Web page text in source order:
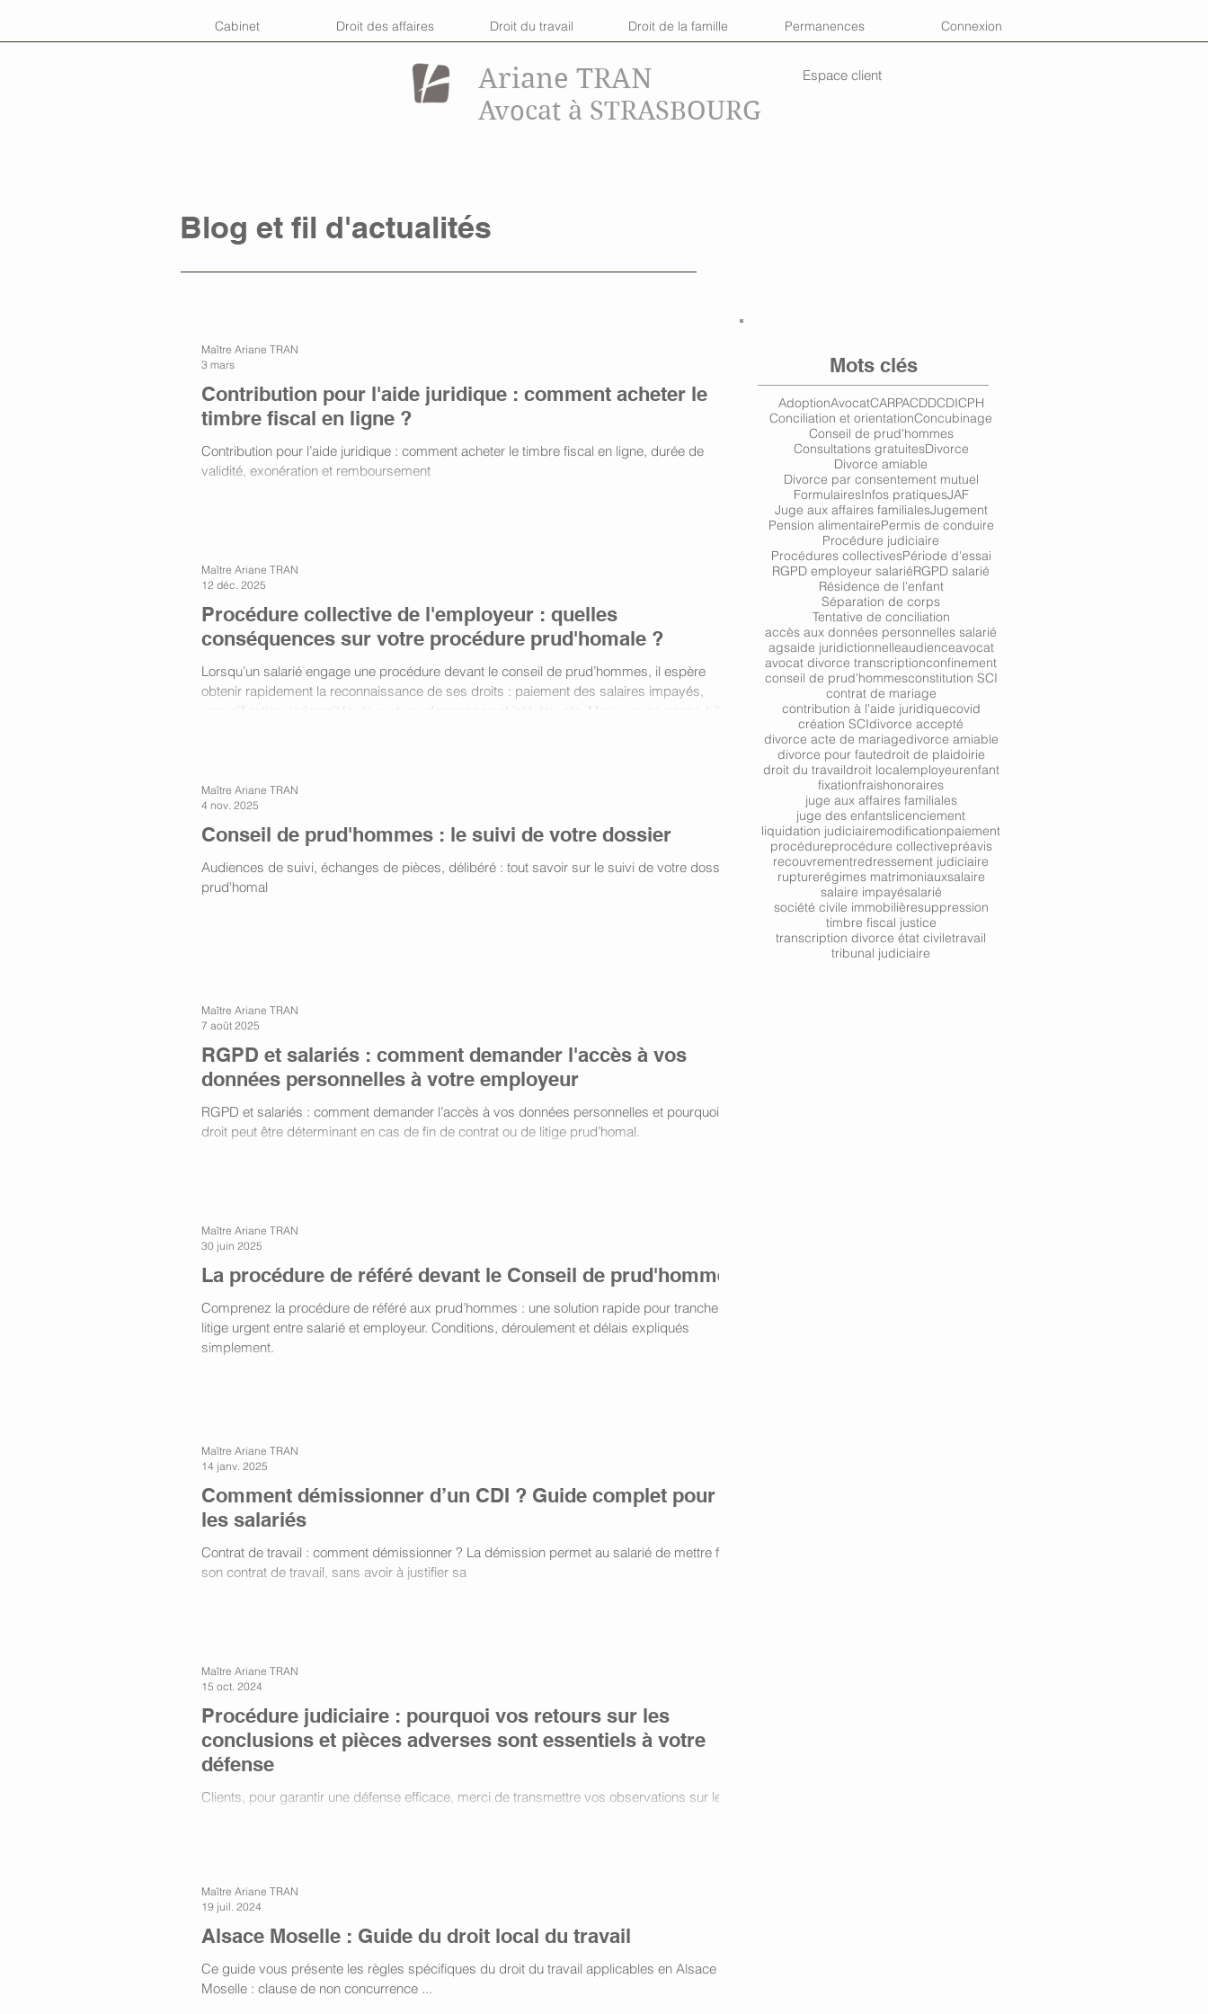
Cabinet Droit des affaires Droit du travail Droit de la famille Permanences Connexion
Ariane TRAN
Avocat à STRASBOURG
Espace client
Blog et fil d'actualités
Contribution pour l'aide juridique : comment acheter le
timbre fiscal en ligne ?
Contribution pour l’aide juridique : comment acheter le timbre fiscal en ligne, durée de
validité, exonération et remboursement
Maître Ariane TRAN
3 mars
Procédure collective de l'employeur : quelles
conséquences sur votre procédure prud'homale ?
Lorsqu’un salarié engage une procédure devant le conseil de prud’hommes, il espère
obtenir rapidement la reconnaissance de ses droits : paiement des salaires impayés,
requalification, indemnités de rupture, dommages et intérêts, etc. Mais que se passe-t-il
Maître Ariane TRAN
12 déc. 2025
Conseil de prud'hommes : le suivi de votre dossier
Audiences de suivi, échanges de pièces, délibéré : tout savoir sur le suivi de votre dossier
prud'homal
Maître Ariane TRAN
4 nov. 2025
RGPD et salariés : comment demander l'accès à vos
données personnelles à votre employeur
RGPD et salariés : comment demander l’accès à vos données personnelles et pourquoi ce
droit peut être déterminant en cas de fin de contrat ou de litige prud’homal.
Maître Ariane TRAN
7 août 2025
La procédure de référé devant le Conseil de prud'hommes
Comprenez la procédure de référé aux prud’hommes : une solution rapide pour trancher un
litige urgent entre salarié et employeur. Conditions, déroulement et délais expliqués
simplement.
Maître Ariane TRAN
30 juin 2025
Comment démissionner d’un CDI ? Guide complet pour
les salariés
Contrat de travail : comment démissionner ? La démission permet au salarié de mettre fin à
son contrat de travail, sans avoir à justifier sa
Maître Ariane TRAN
14 janv. 2025
Procédure judiciaire : pourquoi vos retours sur les
conclusions et pièces adverses sont essentiels à votre
défense
Clients, pour garantir une défense efficace, merci de transmettre vos observations sur les
Maître Ariane TRAN
15 oct. 2024
Alsace Moselle : Guide du droit local du travail
Ce guide vous présente les règles spécifiques du droit du travail applicables en Alsace
Moselle : clause de non concurrence ...
Maître Ariane TRAN
19 juil. 2024
Mots clés
AdoptionAvocatCARPACDDCDICPH
Conciliation et orientationConcubinage
Conseil de prud'hommes
Consultations gratuitesDivorce
Divorce amiable
Divorce par consentement mutuel
FormulairesInfos pratiquesJAF
Juge aux affaires familialesJugement
Pension alimentairePermis de conduire
Procédure judiciaire
Procédures collectivesPériode d'essai
RGPD employeur salariéRGPD salarié
Résidence de l'enfant
Séparation de corps
Tentative de conciliation
accès aux données personnelles salarié
agsaide juridictionnelleaudienceavocat
avocat divorce transcriptionconfinement
conseil de prud'hommesconstitution SCI
contrat de mariage
contribution à l'aide juridiquecovid
création SCIdivorce accepté
divorce acte de mariagedivorce amiable
divorce pour fautedroit de plaidoirie
droit du travaildroit localemployeurenfant
fixationfraishonoraires
juge aux affaires familiales
juge des enfantslicenciement
liquidation judiciairemodificationpaiement
procédureprocédure collectivepréavis
recouvrementredressement judiciaire
rupturerégimes matrimoniauxsalaire
salaire impayésalarié
société civile immobilièresuppression
timbre fiscal justice
transcription divorce état civiletravail
tribunal judiciaire